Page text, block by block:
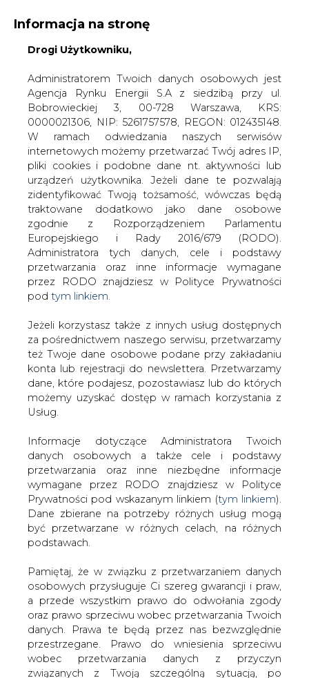
KONTAKT:
WYDAWCA PORTALU:
WYSOKI KONTRAST A A
ZALOGUJ SIĘ
WŁĄCZ CIRE.TV
Informacja na stronę
Drogi Użytkowniku,
Administratorem Twoich danych osobowych jest
Agencja Rynku Energii S.A z siedzibą przy ul.
Bobrowieckiej 3, 00-728 Warszawa, KRS:
0000021306, NIP: 5261757578, REGON: 012435148.
W ramach odwiedzania naszych serwisów
internetowych możemy przetwarzać Twój adres IP,
pliki cookies i podobne dane nt. aktywności lub
urządzeń użytkownika. Jeżeli dane te pozwalają
zidentyfikować Twoją tożsamość, wówczas będą
traktowane dodatkowo jako dane osobowe
zgodnie z Rozporządzeniem Parlamentu
Europejskiego i Rady 2016/679 (RODO).
Administratora tych danych, cele i podstawy
przetwarzania oraz inne informacje wymagane
przez RODO znajdziesz w Polityce Prywatności
pod tym linkiem.
Jeżeli korzystasz także z innych usług dostępnych
za pośrednictwem naszego serwisu, przetwarzamy
też Twoje dane osobowe podane przy zakładaniu
konta lub rejestracji do newslettera. Przetwarzamy
dane, które podajesz, pozostawiasz lub do których
możemy uzyskać dostęp w ramach korzystania z
Usług.
Informacje dotyczące Administratora Twoich
danych osobowych a także cele i podstawy
przetwarzania oraz inne niezbędne informacje
wymagane przez RODO znajdziesz w Polityce
Prywatności pod wskazanym linkiem (tym linkiem).
Dane zbierane na potrzeby różnych usług mogą
być przetwarzane w różnych celach, na różnych
podstawach.
Pamiętaj, że w związku z przetwarzaniem danych
osobowych przysługuje Ci szereg gwarancji i praw,
a przede wszystkim prawo do odwołania zgody
oraz prawo sprzeciwu wobec przetwarzania Twoich
danych. Prawa te będą przez nas bezwzględnie
przestrzegane. Prawo do wniesienia sprzeciwu
wobec przetwarzania danych z przyczyn
związanych z Twoją szczególną sytuacją, po
Strona główna
SERWIS INFORMACYJNY CIRE
/ CEZ rozważa rozbudowę Skawiny
2007-02-26 00:00
skomentuj
udostępnij:
CEZ rozważa rozbudowę Skawiny
Czeski koncern energetyczny CEZ
rozważa budowę max. 660 MW nowych
mocy w Elektrowni Skawina.
Maksymalny wydatek związany z tym